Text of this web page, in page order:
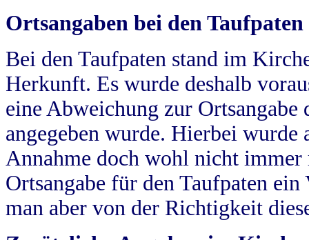
Ortsangaben bei den Taufpaten
Bei den Taufpaten stand im
Herkunft. Es wurde deshalb
eine Abweichung zur
angegeben wurde. Hierbei wurde
Annahme doch wohl nicht
Ortsangabe für den Taufpaten
man aber von der Richtigkeit